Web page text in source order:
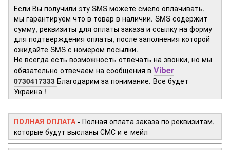
Если Вы получили эту SMS можете смело оплачивать,
мы гарантируем что в товар в наличии. SMS содержит
сумму, реквизиты для оплаты заказа и ссылку на форму
для подтверждения оплаты, после заполнения которой
ожидайте SMS с номером посылки.
Не всегда есть возможность отвечать на звонки, но мы
обязательно отвечаем на сообщения в Viber
0730417333 Благодарим за понимание. Все будет
Украина !
ПОЛНАЯ ОПЛАТА - Полная оплата заказа по реквизитам,
которые будут высланы СМС и е-мейл